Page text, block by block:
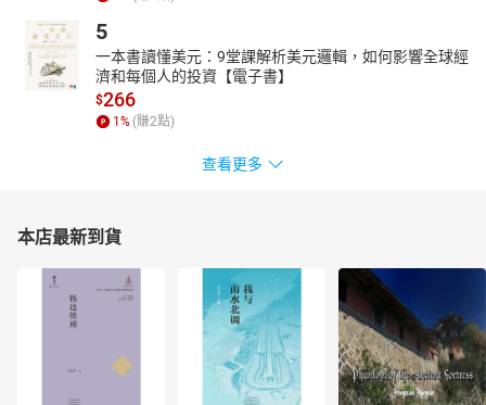
5
一本書讀懂美元：9堂課解析美元邏輯，如何影響全球經
濟和每個人的投資【電子書】
$266
1% (賺2點)
查看更多
本店最新到貨